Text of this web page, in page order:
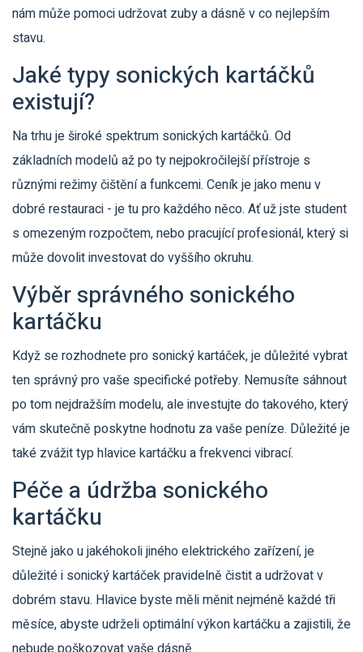
nám může pomoci udržovat zuby a dásně v co nejlepším
stavu.
Jaké typy sonických kartáčků
existují?
Na trhu je široké spektrum sonických kartáčků. Od
základních modelů až po ty nejpokročilejší přístroje s
různými režimy čištění a funkcemi. Ceník je jako menu v
dobré restauraci - je tu pro každého něco. Ať už jste student
s omezeným rozpočtem, nebo pracující profesionál, který si
může dovolit investovat do vyššího okruhu.
Výběr správného sonického
kartáčku
Když se rozhodnete pro sonický kartáček, je důležité vybrat
ten správný pro vaše specifické potřeby. Nemusíte sáhnout
po tom nejdražším modelu, ale investujte do takového, který
vám skutečně poskytne hodnotu za vaše peníze. Důležité je
také zvážit typ hlavice kartáčku a frekvenci vibrací.
Péče a údržba sonického
kartáčku
Stejně jako u jakéhokoli jiného elektrického zařízení, je
důležité i sonický kartáček pravidelně čistit a udržovat v
dobrém stavu. Hlavice byste měli měnit nejméně každé tři
měsíce, abyste udrželi optimální výkon kartáčku a zajistili, že